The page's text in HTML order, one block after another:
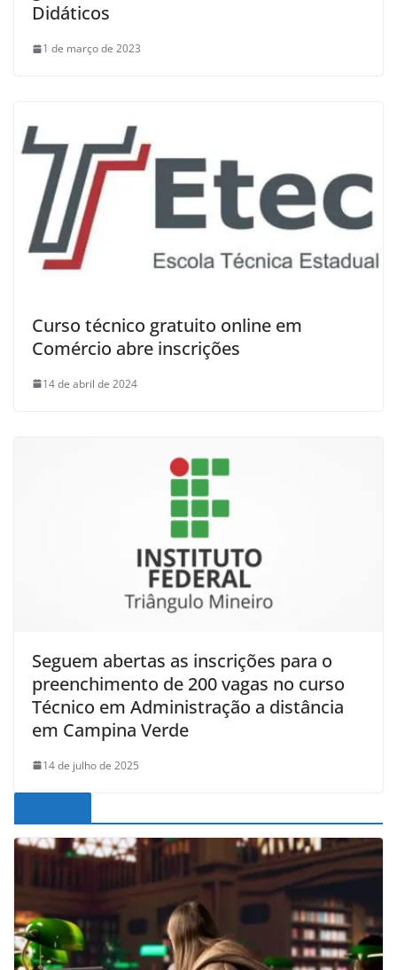
Didáticos
1 de março de 2023
Curso técnico gratuito online em
Comércio abre inscrições
14 de abril de 2024
Seguem abertas as inscrições para o
preenchimento de 200 vagas no curso
Técnico em Administração a distância
em Campina Verde
14 de julho de 2025